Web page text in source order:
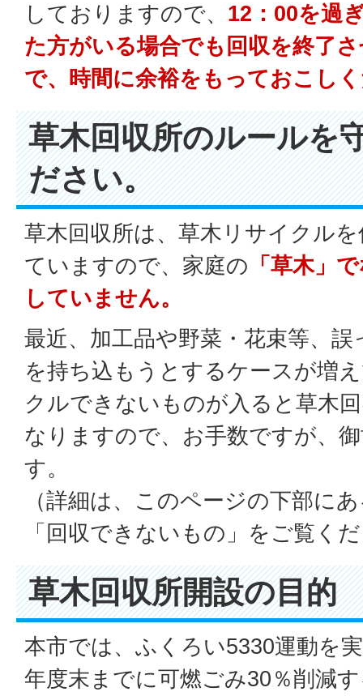
しておりますので、 12：00を過
た方がいる場合でも回収を終了
で、時間に余裕をもっておこし
草木回収所のルールを
ださい。
草木回収所は、草木リサイクル
ていますので、家庭の 「草木」
していません。
最近、加工品や野菜・花束等、
を持ち込もうとするケースが増
クルできないものが入ると草木
なりますので、お手数ですが、
す。
（詳細は、このページの下部に
「回収できないもの」をご覧く
草木回収所開設の目的
本市では、ふくろい5330運動を
年度末までに可燃ごみ30％削減